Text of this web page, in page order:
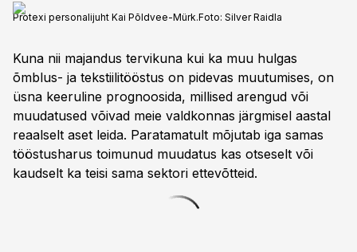
Protexi personalijuht Kai Põldvee-Mürk.Foto: Silver Raidla
Kuna nii majandus tervikuna kui ka muu hulgas
õmblus- ja tekstiilitööstus on pidevas muutumises, on
üsna keeruline prognoosida, millised arengud või
muudatused võivad meie valdkonnas järgmisel aastal
reaalselt aset leida. Paratamatult mõjutab iga samas
tööstusharus toimunud muudatus kas otseselt või
kaudselt ka teisi sama sektori ettevõtteid.